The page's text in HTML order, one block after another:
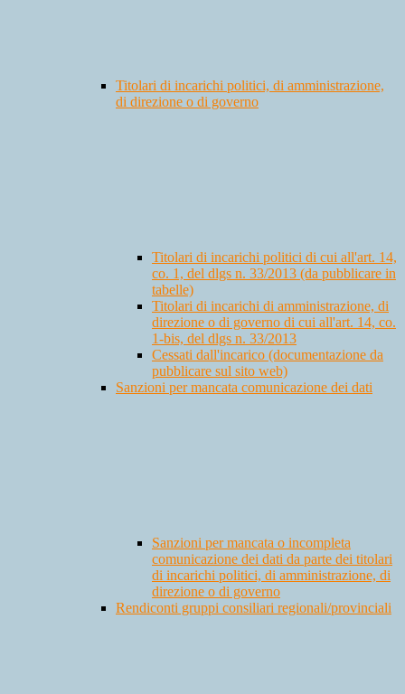
Titolari di incarichi politici, di amministrazione,
di direzione o di governo
Titolari di incarichi politici di cui all'art. 14,
co. 1, del dlgs n. 33/2013 (da pubblicare in
tabelle)
Titolari di incarichi di amministrazione, di
direzione o di governo di cui all'art. 14, co.
1-bis, del dlgs n. 33/2013
Cessati dall'incarico (documentazione da
pubblicare sul sito web)
Sanzioni per mancata comunicazione dei dati
Sanzioni per mancata o incompleta
comunicazione dei dati da parte dei titolari
di incarichi politici, di amministrazione, di
direzione o di governo
Rendiconti gruppi consiliari regionali/provinciali